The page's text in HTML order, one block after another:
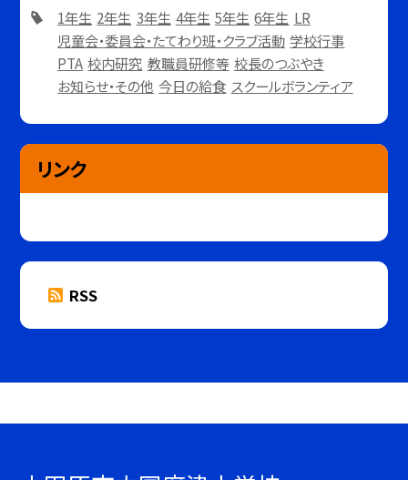
1年生 2年生 3年生 4年生 5年生 6年生 LR
児童会・委員会・たてわり班・クラブ活動 学校行事
PTA 校内研究 教職員研修等 校長のつぶやき
お知らせ・その他 今日の給食 スクールボランティア
リンク
RSS